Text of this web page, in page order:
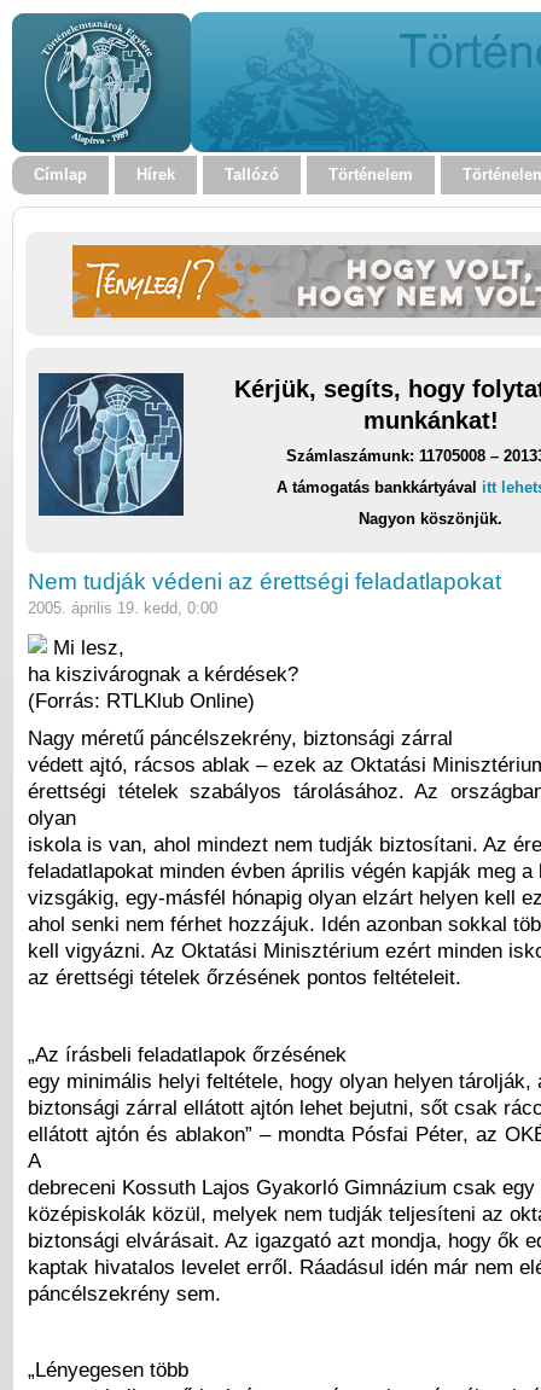
Címlap Hírek Tallózó Történelem
Kérjük, segíts, hogy
munkánkat!
Számlaszámunk: 11705008 –
A támogatás bankkártyával itt
Nagyon köszönjük.
Nem tudják védeni az érettségi feladatlapokat
2005. április 19. kedd, 0:00
Mi lesz,
ha kiszivárognak a kérdések?
(Forrás: RTLKlub Online)
Nagy méretű páncélszekrény, biztonsági zárral
védett ajtó, rácsos ablak – ezek az Oktatási
érettségi tételek szabályos tárolásához. Az
olyan
iskola is van, ahol mindezt nem tudják biztosítani. Az
feladatlapokat minden évben április végén kapják meg
vizsgákig, egy-másfél hónapig olyan elzárt helyen kell
ahol senki nem férhet hozzájuk. Idén azonban sokkal
kell vigyázni. Az Oktatási Minisztérium ezért minden
az érettségi tételek őrzésének pontos feltételeit.
„Az írásbeli feladatlapok őrzésének
egy minimális helyi feltétele, hogy olyan helyen tárolják,
biztonsági zárral ellátott ajtón lehet bejutni, sőt csak
ellátott ajtón és ablakon” – mondta Pósfai Péter, az
A
debreceni Kossuth Lajos Gyakorló Gimnázium csak
középiskolák közül, melyek nem tudják teljesíteni az
biztonsági elvárásait. Az igazgató azt mondja, hogy ők
kaptak hivatalos levelet erről. Ráadásul idén már nem
páncélszekrény sem.
„Lényegesen több